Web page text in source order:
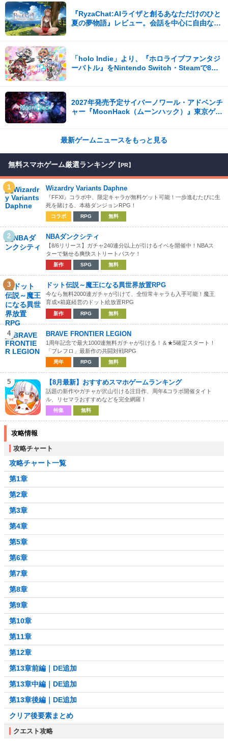
『RyzaChat:AIライザと創るあなただけのひと
夏の夢物語』レビュー。会話を中心に自由な冒
「holo Indie」より、『ホロライブファンタジ
ーバトル』をNintendo Switch・Steamで8月7
2027年発売予定サイバーノワール・アドベンチ
ャー『MoonHack（ムーンハック）』東京ゲー
最新ゲームニュースをもっと見る
無料スマホゲーム厳選ランキング 【PR】
1 Wizardry Variants Daphne
『FFXI』コラボ中、限定キャラが無料ゲット可能！一歩進むたびに生
死を賭ける、本格ダンジョンRPG！
コラボ RPG 無料
2 NBAダンクシティ
【8/6リリース】ガチャ240連分以上が引けるイベを開催中！NBAス
ターで魅せる爽快ストリートバスケ！
新作 SPG 無料
3 ドット伝説～魔王になる異世界放置RPG
今なら無料2000連ガチャが引けて、全恒常キャラも入手可能！魔王
育成×箱庭経営のドット絵放置RPG
新作 RPG 無料
4 BRAVE FRONTIER LEGION
1周年記念で最大1000連無料ガチャが引ける！＆★5確定スタート！
「ブレフロ」最新作の共闘対戦RPG
周年 RPG 無料
5 【8月最新】おすすめスマホゲームランキング
話題の新作やガチャが沢山引ける注目作、周年&コラボ開催タイト
ル、リセマラおすすめなどを完全網羅！
特集 無料
攻略情報
攻略チャート
攻略チャート一覧
第1章
第2章
第3章
第4章
第5章
第6章
第7章
第8章
第9章
第10章
第11章
第12章
第13章前編｜DE追加
第13章中編｜DE追加
第13章後編｜DE追加
クリア後要素まとめ
クエスト攻略